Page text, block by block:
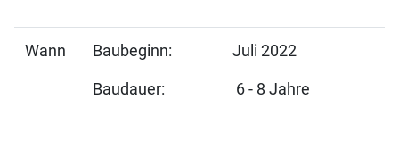
Wann Baubeginn: Juli 2022
Baudauer: 6 - 8 Jahre